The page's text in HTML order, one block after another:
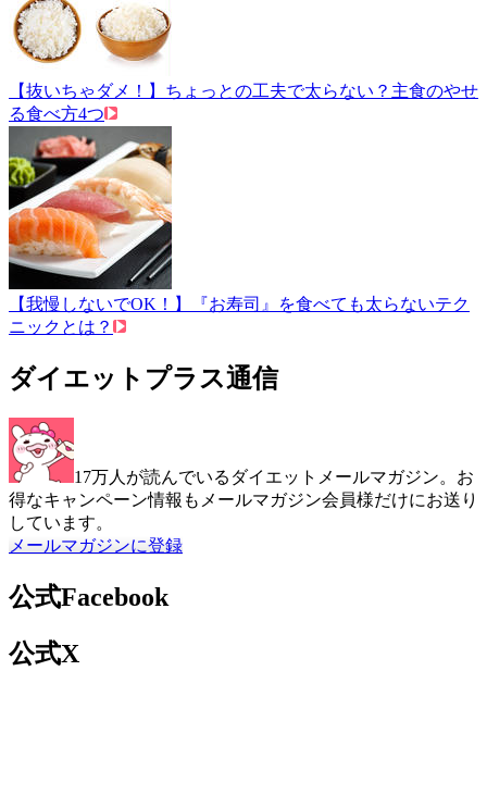
【抜いちゃダメ！】ちょっとの工夫で太らない？主食のやせ
る食べ方4つ
【我慢しないでOK！】『お寿司』を食べても太らないテク
ニックとは？
ダイエットプラス通信
17万人が読んでいるダイエットメールマガジン。お
得なキャンペーン情報もメールマガジン会員様だけにお送り
しています。
メールマガジンに登録
公式Facebook
公式X